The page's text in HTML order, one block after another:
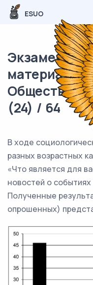
ESUO
материал
(24) / 64
В ходе
разных возрастных
«Что является для
новостей о
Полученные
опрошенных)